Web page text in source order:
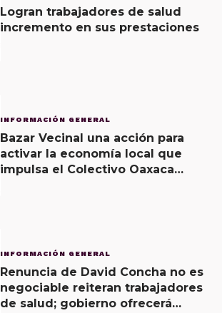
Logran trabajadores de salud
incremento en sus prestaciones
INFORMACIÓN GENERAL
Bazar Vecinal una acción para
activar la economía local que
impulsa el Colectivo Oaxaca
INFORMACIÓN GENERAL
Renuncia de David Concha no es
negociable reiteran trabajadores
de salud; gobierno ofrecerá